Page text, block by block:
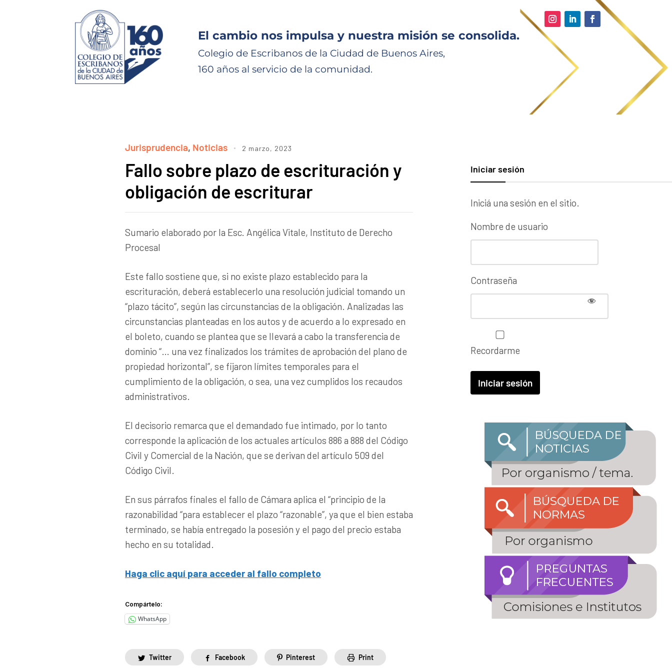
El cambio nos impulsa y nuestra misión se consolida.
Colegio de Escribanos de la Ciudad de Buenos Aires,
160 años al servicio de la comunidad.
Jurisprudencia, Noticias 2 marzo, 2023
Fallo sobre plazo de escrituración y
obligación de escriturar
Sumario elaborado por la Esc. Angélica Vitale, Instituto de Derecho
Procesal
Este fallo sostiene que, si no existe plazo establecido para la
escrituración, deberá establecerlo una resolución judicial tomando un
“plazo tácito”, según las circunstancias de la obligación. Analizadas las
circunstancias planteadas en los autos y de acuerdo a lo expresado en
el boleto, cuando se plantea que se llevará a cabo la transferencia de
dominio “… una vez finalizados los trámites de aprobación del plano de
propiedad horizontal”, se fijaron límites temporales para el
cumplimiento de la obligación, o sea, una vez cumplidos los recaudos
administrativos.
El decisorio remarca que el demandado fue intimado, por lo tanto
corresponde la aplicación de los actuales artículos 886 a 888 del Código
Civil y Comercial de la Nación, que se derivan del artículo 509 del
Código Civil.
En sus párrafos finales el fallo de Cámara aplica el “principio de la
razonabilidad “para establecer el plazo “razonable”, ya que el bien estaba
terminado, se había entregado la posesión y el pago del precio estaba
hecho en su totalidad.
Haga clic aquí para acceder al fallo completo
Compártelo:
WhatsApp
Twitter Facebook Pinterest Print
Iniciar sesión
Iniciá una sesión en el sitio.
Nombre de usuario
Contraseña
Recordarme